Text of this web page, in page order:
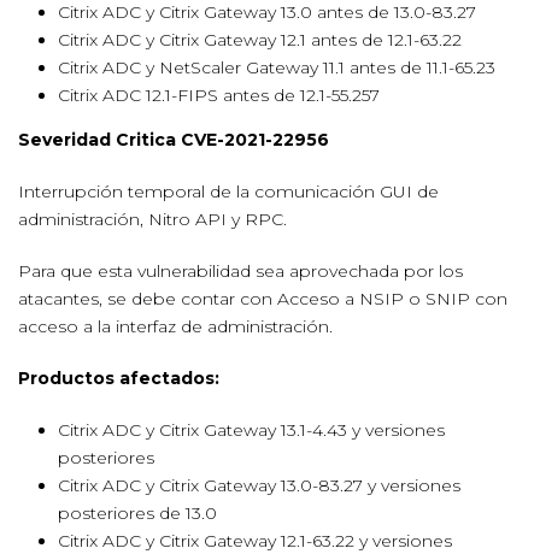
Citrix ADC y Citrix Gateway 13.0 antes de 13.0-83.27
Citrix ADC y Citrix Gateway 12.1 antes de 12.1-63.22
Citrix ADC y NetScaler Gateway 11.1 antes de 11.1-65.23
Citrix ADC 12.1-FIPS antes de 12.1-55.257
Severidad Critica CVE-2021-22956
Interrupción temporal de la comunicación GUI de
administración, Nitro API y RPC.
Para que esta vulnerabilidad sea aprovechada por los
atacantes, se debe contar con Acceso a NSIP o SNIP con
acceso a la interfaz de administración.
Productos afectados:
Citrix ADC y Citrix Gateway 13.1-4.43 y versiones
posteriores
Citrix ADC y Citrix Gateway 13.0-83.27 y versiones
posteriores de 13.0
Citrix ADC y Citrix Gateway 12.1-63.22 y versiones